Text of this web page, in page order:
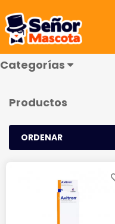
Categorías
Aves
Productos
ORDENAR